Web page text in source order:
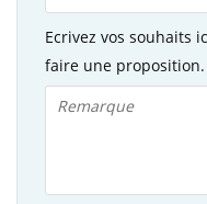
Ecrivez vos souhaits
faire une proposition.